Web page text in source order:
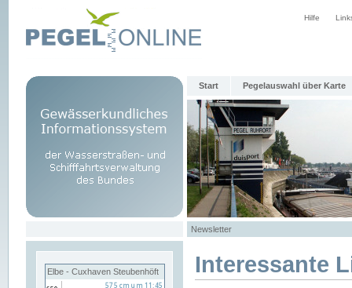
Hilfe
Start Pegelauswahl über Karte
Newsletter
Elbe - Cuxhaven Steubenhöft Interessante